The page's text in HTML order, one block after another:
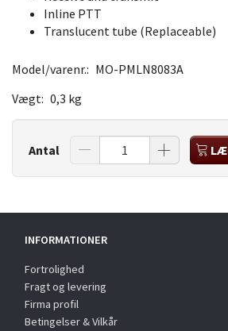
Inline PTT
Translucent tube (Replaceable)
Model/varenr.: MO-PMLN8083A
Vægt: 0,3 kg
Antal
INFORMATIONER
Fortrolighed
Fragt og levering
Firma profil
Betingelser & Vilkår